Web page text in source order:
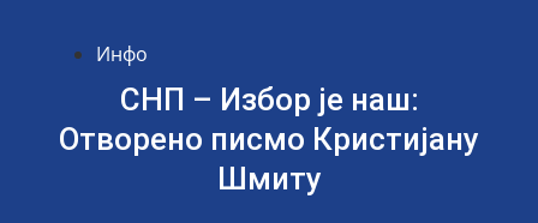
Инфо
СНП – Избор је наш:
Отворено писмо Кристијану
Шмиту